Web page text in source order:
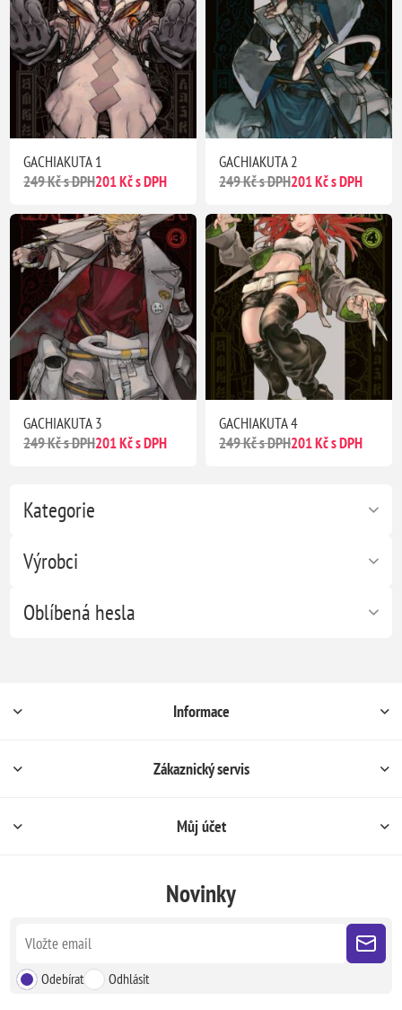
Kategorie
Výrobci
Oblíbená hesla
GACHIAKUTA 1
249 Kč s DPH201 Kč s DPH
GACHIAKUTA 2
249 Kč s DPH201 Kč s DPH
GACHIAKUTA 3
249 Kč s DPH201 Kč s DPH
GACHIAKUTA 4
249 Kč s DPH201 Kč s DPH
Informace
Zákaznický servis
Můj účet
Novinky
Odebírat Odhlásit